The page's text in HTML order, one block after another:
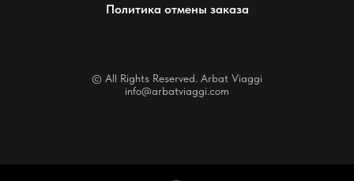
Политика отмены заказа
© All Rights Reserved. Arbat Viaggi
info@arbatviaggi.com